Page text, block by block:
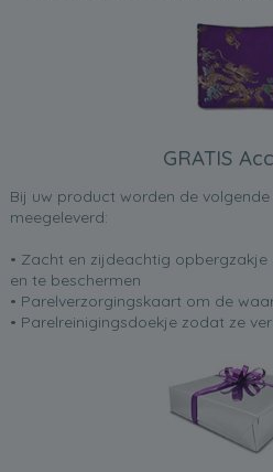
GRATIS
Bij uw product worden de volgende
meegeleverd:
• Zacht en zijdeachtig
en te beschermen
• Parelverzorgingskaart om de
• Parelreinigingsdoekje zodat ze